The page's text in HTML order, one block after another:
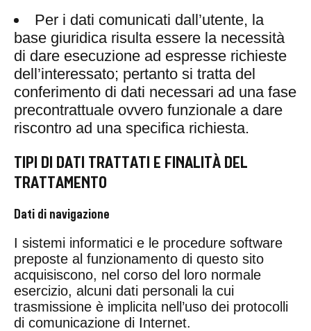
Per i dati comunicati dall’utente, la
base giuridica risulta essere la necessità
di dare esecuzione ad espresse richieste
dell’interessato; pertanto si tratta del
conferimento di dati necessari ad una fase
precontrattuale ovvero funzionale a dare
riscontro ad una specifica richiesta.
TIPI DI DATI TRATTATI E FINALITÀ DEL
TRATTAMENTO
Dati di navigazione
I sistemi informatici e le procedure software
preposte al funzionamento di questo sito
acquisiscono, nel corso del loro normale
esercizio, alcuni dati personali la cui
trasmissione è implicita nell’uso dei protocolli
di comunicazione di Internet.